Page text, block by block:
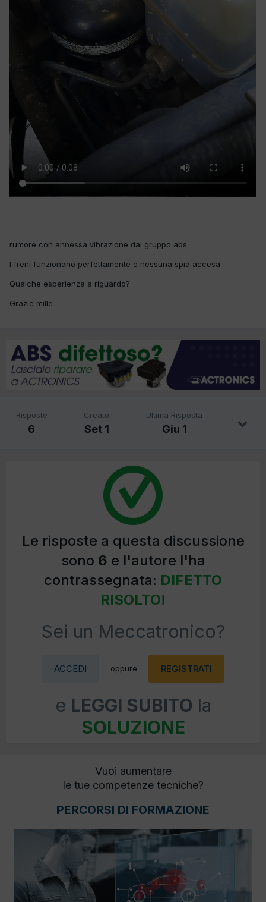
rumore con annessa vibrazione dal gruppo abs
I freni funzionano perfettamente e nessuna spia accesa
Qualche esperienza a riguardo?
Grazie mille
Risposte
6
Creato
Set 1
Ultima Risposta
Giu 1
Le risposte a questa discussione
sono 6 e l'autore l'ha
contrassegnata: DIFETTO
RISOLTO!
Sei un Meccatronico?
ACCEDI oppure REGISTRATI
e LEGGI SUBITO la
SOLUZIONE
Vuoi aumentare
le tue competenze tecniche?
PERCORSI DI FORMAZIONE